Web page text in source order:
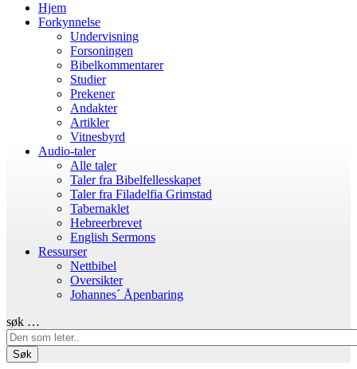
Hjem
Forkynnelse
Undervisning
Forsoningen
Bibelkommentarer
Studier
Prekener
Andakter
Artikler
Vitnesbyrd
Audio-taler
Alle taler
Taler fra Bibelfellesskapet
Taler fra Filadelfia Grimstad
Tabernaklet
Hebreerbrevet
English Sermons
Ressurser
Nettbibel
Oversikter
Johannes´ Åpenbaring
søk …
Søk